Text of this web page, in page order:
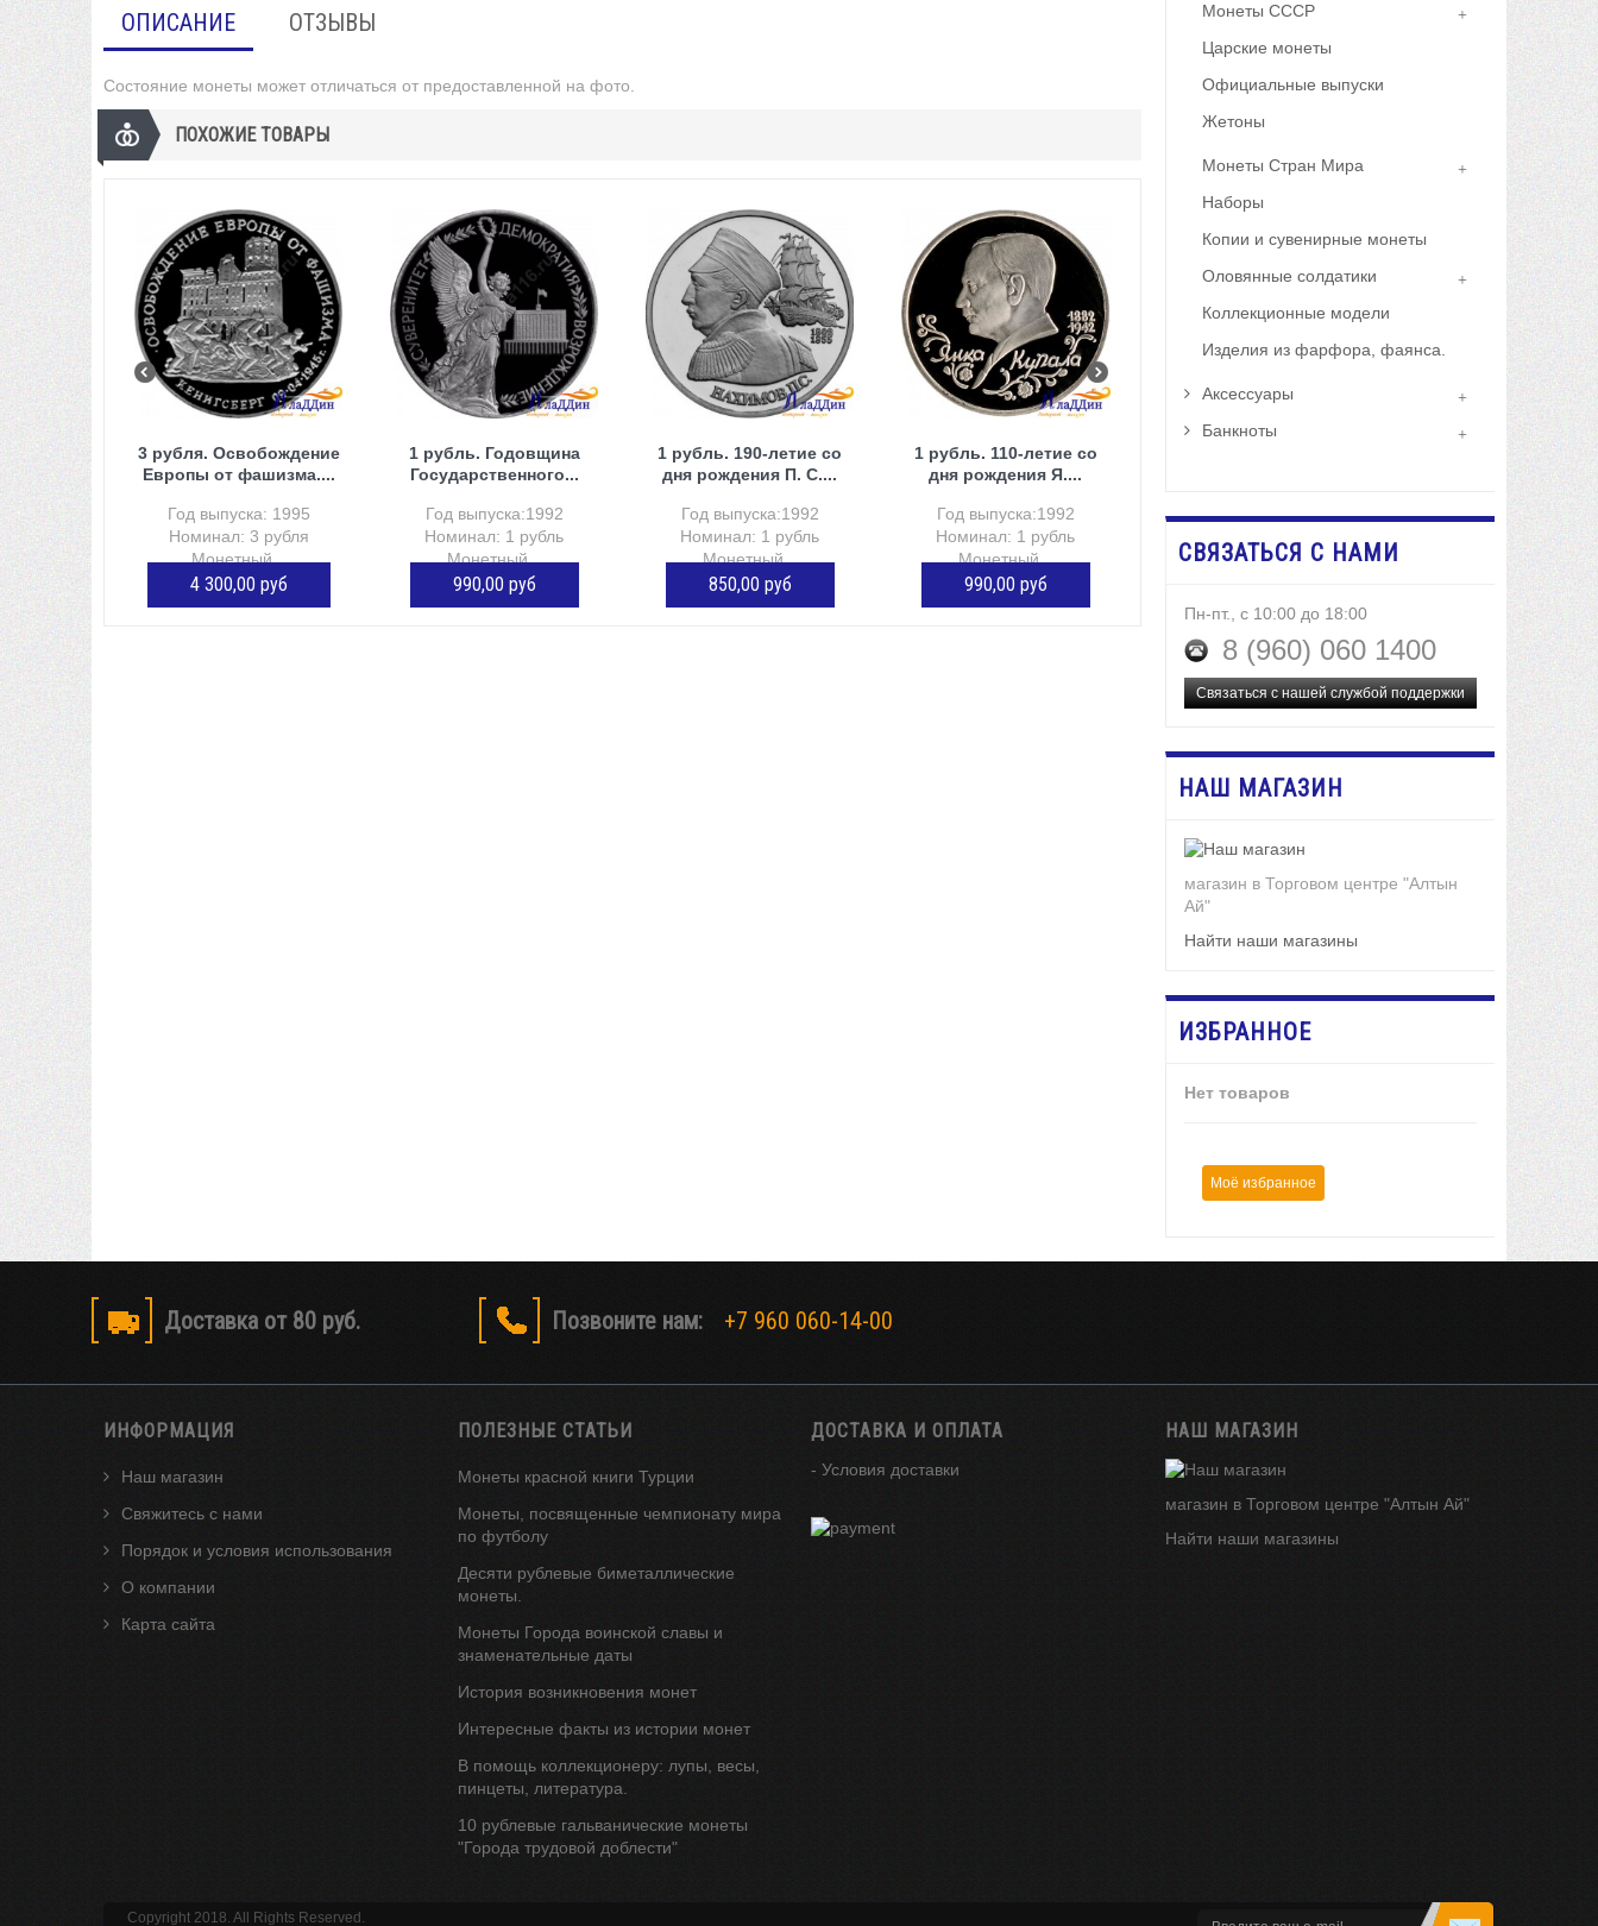
ОПИСАНИЕ ОТЗЫВЫ
Состояние монеты может отличаться от предоставленной на фото.
ПОХОЖИЕ ТОВАРЫ
3 рубля. Освобождение
Европы от фашизма....
Год выпуска: 1995
Номинал: 3 рубля
Монетный...
4 300,00 руб
1 рубль. Годовщина
Государственного...
Год выпуска:1992
Номинал: 1 рубль
Монетный...
990,00 руб
1 рубль. 190-летие со
дня рождения П. С....
Год выпуска:1992
Номинал: 1 рубль
Монетный...
850,00 руб
1 рубль. 110-летие со
дня рождения Я....
Год выпуска:1992
Номинал: 1 рубль
Монетный...
990,00 руб
Монеты СССР
Царские монеты
Официальные выпуски
Жетоны
Монеты Стран Мира
Наборы
Копии и сувенирные монеты
Оловянные солдатики
Коллекционные модели
Изделия из фарфора, фаянса.
Аксессуары
Банкноты
СВЯЗАТЬСЯ С НАМИ
Пн-пт., с 10:00 до 18:00
8 (960) 060 1400
Связаться с нашей службой поддержки
НАШ МАГАЗИН
магазин в Торговом центре "Алтын
Ай"
Найти наши магазины
ИЗБРАННОЕ
Нет товаров
Моё избранное
Доставка от 80 руб. Позвоните нам: +7 960 060-14-00
ИНФОРМАЦИЯ
Наш магазин
Свяжитесь с нами
Порядок и условия использования
О компании
Карта сайта
ПОЛЕЗНЫЕ СТАТЬИ
Монеты красной книги Турции
Монеты, посвященные чемпионату мира
по футболу
Десяти рублевые биметаллические
монеты.
Монеты Города воинской славы и
знаменательные даты
История возникновения монет
Интересные факты из истории монет
В помощь коллекционеру: лупы, весы,
пинцеты, литература.
10 рублевые гальванические монеты
"Города трудовой доблести"
ДОСТАВКА И ОПЛАТА
- Условия доставки
НАШ МАГАЗИН
магазин в Торговом центре "Алтын Ай"
Найти наши магазины
Copyright 2018. All Rights Reserved.